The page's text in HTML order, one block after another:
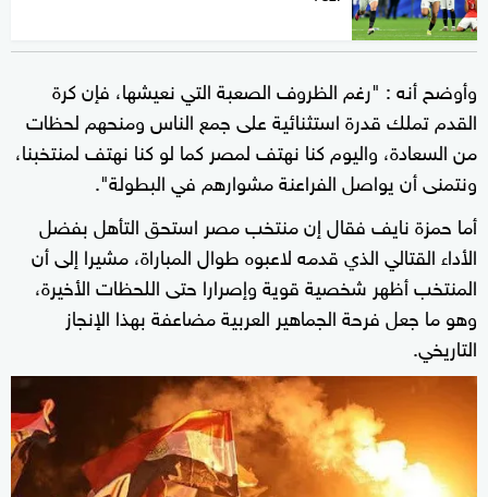
وأوضح أنه : "رغم الظروف الصعبة التي نعيشها، فإن كرة
القدم تملك قدرة استثنائية على جمع الناس ومنحهم لحظات
من السعادة، واليوم كنا نهتف لمصر كما لو كنا نهتف لمنتخبنا،
ونتمنى أن يواصل الفراعنة مشوارهم في البطولة".
أما حمزة نايف فقال إن منتخب مصر استحق التأهل بفضل
الأداء القتالي الذي قدمه لاعبوه طوال المباراة، مشيرا إلى أن
المنتخب أظهر شخصية قوية وإصرارا حتى اللحظات الأخيرة،
وهو ما جعل فرحة الجماهير العربية مضاعفة بهذا الإنجاز
التاريخي.